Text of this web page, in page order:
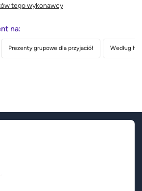
tego wykonawcy
na:
Prezenty grupowe dla przyjaciół Według